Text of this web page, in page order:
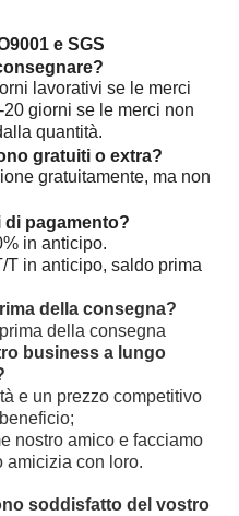
e SGS
lavorativi se le merci
giorni se le merci non
quantità.
gratuiti o extra?
gratuitamente, ma non
di pagamento?
in anticipo.
T in anticipo, saldo prima
della consegna?
della consegna
business a lungo
e un prezzo competitivo
nostro amico e facciamo
amicizia con loro.
soddisfatto del vostro